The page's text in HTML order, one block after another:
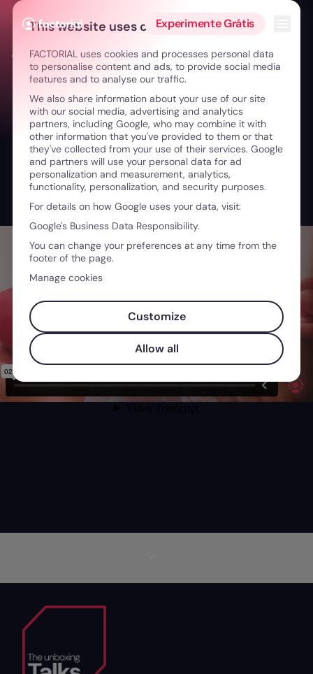
Ir para o conteúdo
Experimente Grátis
← De chefe a coach: um novo modelo de liderança
This website uses cookies
FACTORIAL uses cookies and processes personal data
to personalise content and ads, to provide social media
features and to analyse our traffic.
We also share information about your use of our site
with our social media, advertising and analytics
partners, including Google, who may combine it with
other information that you've provided to them or that
they've collected from your use of their services. Google
and partners will use your personal data for ad
personalization and measurement, analytics,
functionality, personalization, and security purposes.
For details on how Google uses your data, visit:
Google's Business Data Responsibility.
You can change your preferences at any time from the
footer of the page.
Manage cookies
Customize
Allow all